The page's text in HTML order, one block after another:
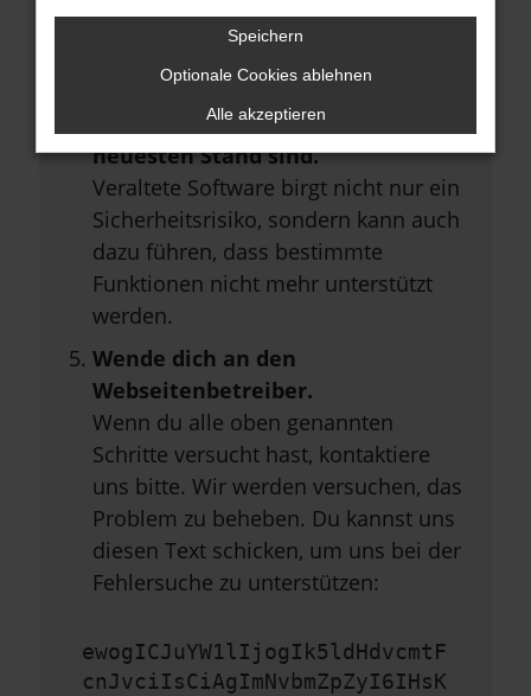
vorübergehende Probleme zu
Stelle sicher, dass dein Browser
und dein Betriebssystem auf dem
neuesten Stand sind.
Veraltete Software birgt nicht nur ein
Sicherheitsrisiko, sondern kann auch
dazu führen, dass bestimmte
Funktionen nicht mehr unterstützt
werden.
Wende dich an den
Webseitenbetreiber.
Wenn du alle oben genannten
Schritte versucht hast, kontaktiere
uns bitte. Wir werden versuchen, das
Problem zu beheben. Du kannst uns
diesen Text schicken, um uns bei der
Fehlersuche zu unterstützen:
ewogICJuYW1lIjogIk5ldHdvcmtF
cnJvciIsCiAgImNvbmZpZyI6IHsK
Speichern
Optionale Cookies ablehnen
Alle akzeptieren